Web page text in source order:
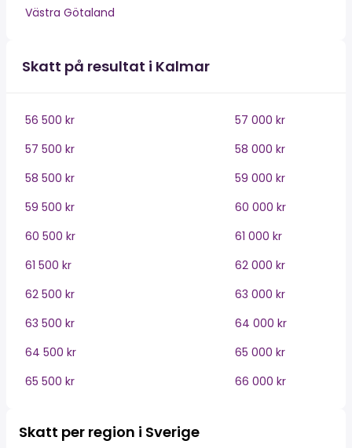
Västra Götaland
Skatt på resultat i Kalmar
56 500 kr
57 000 kr
57 500 kr
58 000 kr
58 500 kr
59 000 kr
59 500 kr
60 000 kr
60 500 kr
61 000 kr
61 500 kr
62 000 kr
62 500 kr
63 000 kr
63 500 kr
64 000 kr
64 500 kr
65 000 kr
65 500 kr
66 000 kr
Skatt per region i Sverige